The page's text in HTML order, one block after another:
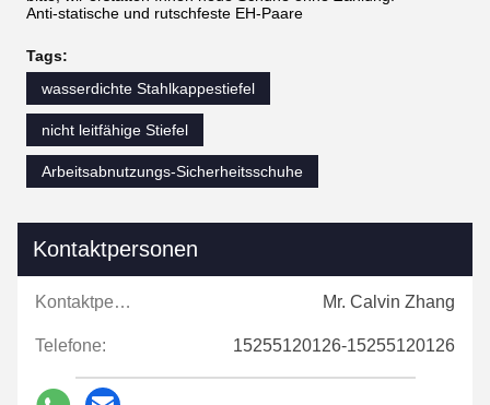
Anti-statische und rutschfeste EH-Paare
Tags:
wasserdichte Stahlkappestiefel
nicht leitfähige Stiefel
Arbeitsabnutzungs-Sicherheitsschuhe
Kontaktpersonen
Kontaktpersonen: Mr. Calvin Zhang
Telefone: 15255120126-15255120126